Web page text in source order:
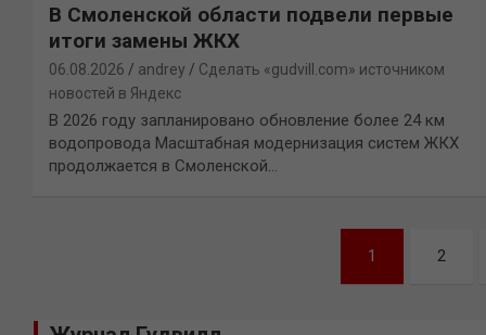
В Смоленской области подвели первые
итоги замены ЖКХ
06.08.2026 andrey
Сделать «gudvill.com» источником
новостей в Яндекс
В 2026 году запланировано обновление более 24 км
водопровода Масштабная модернизация систем ЖКХ
продолжается в Смоленской…
1 2